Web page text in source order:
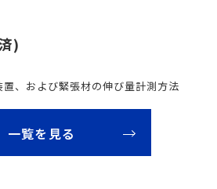
)
置、および緊張材の伸び量計測方法
一覧を見る